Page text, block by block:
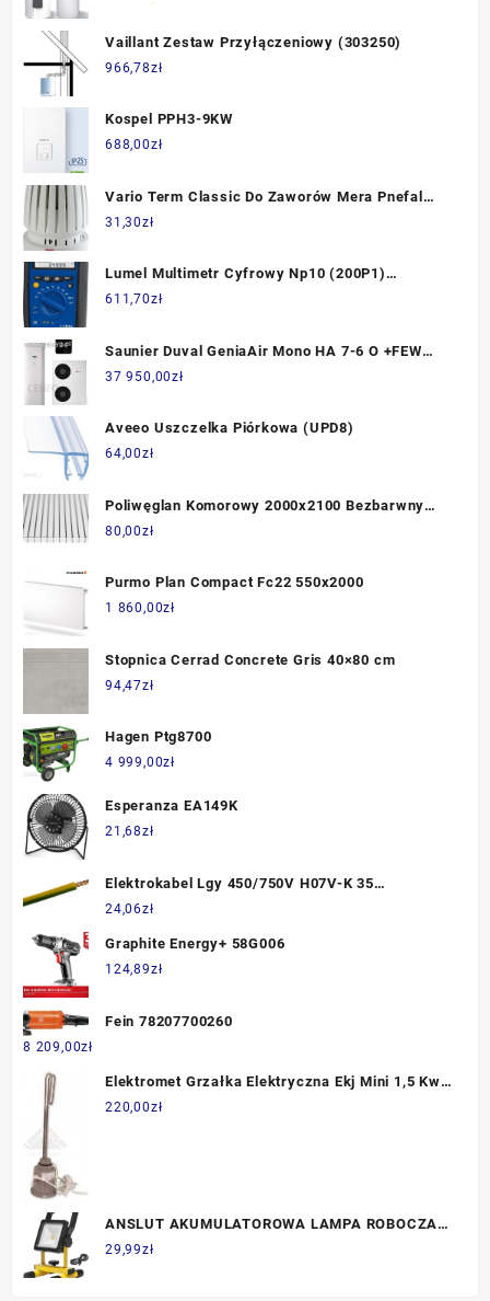
Vaillant Zestaw Przyłączeniowy (303250)
966,78zł
Kospel PPH3-9KW
688,00zł
Vario Term Classic Do Zaworów Mera Pnefal
(Gm.03-Bb)
31,30zł
Lumel Multimetr Cyfrowy Np10 (200P1)
NP10200P1
611,70zł
Saunier Duval GeniaAir Mono HA 7-6 O +FEW
200/6+MiPro 720 0010044299
37 950,00zł
Aveeo Uszczelka Piórkowa (UPD8)
64,00zł
Poliwęglan Komorowy 2000x2100 Bezbarwny
3mm
80,00zł
Purmo Plan Compact Fc22 550x2000
1 860,00zł
Stopnica Cerrad Concrete Gris 40×80 cm
94,47zł
Hagen Ptg8700
4 999,00zł
Esperanza EA149K
21,68zł
Elektrokabel Lgy 450/750V H07V-K 35
Żółtozielony 100mb
24,06zł
Graphite Energy+ 58G006
124,89zł
Fein 78207700260
8 209,00zł
Elektromet Grzałka Elektryczna Ekj Mini 1,5 Kw /
230 V
220,00zł
ANSLUT AKUMULATOROWA LAMPA ROBOCZA
LED 700 LM IP54
29,99zł